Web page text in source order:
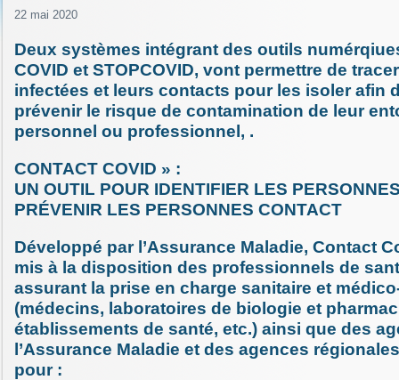
22 mai 2020
Deux systèmes intégrant des outils
COVID et STOPCOVID, vont permettre de
infectées et leurs contacts pour les isoler afin
prévenir le risque de contamination de leur
personnel ou professionnel, .
CONTACT COVID » :
UN OUTIL POUR IDENTIFIER LES
PRÉVENIR LES PERSONNES CONTACT
Développé par l’Assurance Maladie, Contact
mis à la disposition des professionnels de
assurant la prise en charge sanitaire et
(médecins, laboratoires de biologie et
établissements de santé, etc.) ainsi que des
l’Assurance Maladie et des agences
pour :